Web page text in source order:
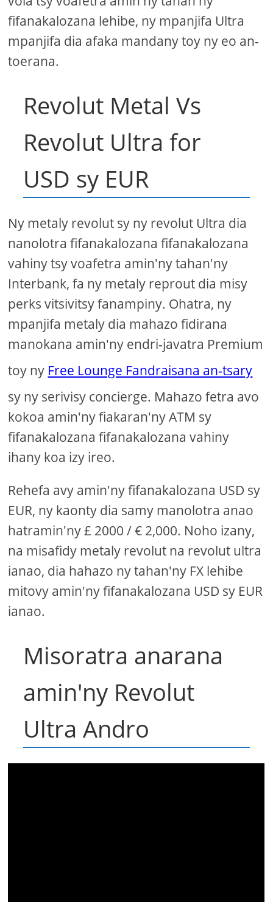
fifanakalozana lehibe, ny mpanjifa Ultra
mpanjifa dia afaka mandany toy ny eo an-
toerana.
Revolut Metal Vs
Revolut Ultra for
USD sy EUR
Ny metaly revolut sy ny revolut Ultra dia
nanolotra fifanakalozana fifanakalozana
vahiny tsy voafetra amin'ny tahan'ny
Interbank, fa ny metaly reprout dia misy
perks vitsivitsy fanampiny. Ohatra, ny
mpanjifa metaly dia mahazo fidirana
manokana amin'ny endri-javatra Premium
toy ny Free Lounge Fandraisana an-tsary
sy ny serivisy concierge. Mahazo fetra avo
kokoa amin'ny fiakaran'ny ATM sy
fifanakalozana fifanakalozana vahiny
ihany koa izy ireo.
Rehefa avy amin'ny fifanakalozana USD sy
EUR, ny kaonty dia samy manolotra anao
hatramin'ny £ 2000 / € 2,000. Noho izany,
na misafidy metaly revolut na revolut ultra
ianao, dia hahazo ny tahan'ny FX lehibe
mitovy amin'ny fifanakalozana USD sy EUR
ianao.
Misoratra anarana
amin'ny Revolut
Ultra Andro